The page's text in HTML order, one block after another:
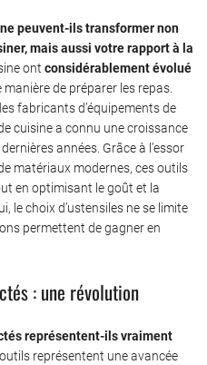
peuvent-ils transformer non
mais aussi votre rapport à la
ont considérablement évolué
de préparer les repas.
fabricants d’équipements de
cuisine a connu une croissance
années. Grâce à l’essor
matériaux modernes, ces outils
en optimisant le goût et la
le choix d’ustensiles ne se limite
permettent de gagner en
: une révolution
représentent-ils vraiment
représentent une avancée